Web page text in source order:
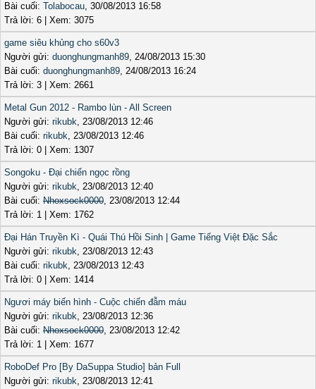
Bài cuối: Tolabocau, 30/08/2013 16:58
Trả lời: 6 | Xem: 3075
game siêu khủng cho s60v3
Người gửi: duonghungmanh89, 24/08/2013 15:30
Bài cuối: duonghungmanh89, 24/08/2013 16:24
Trả lời: 3 | Xem: 2661
Metal Gun 2012 - Rambo lùn - All Screen
Người gửi: rikubk, 23/08/2013 12:46
Bài cuối: rikubk, 23/08/2013 12:46
Trả lời: 0 | Xem: 1307
Songoku - Đại chiến ngọc rồng
Người gửi: rikubk, 23/08/2013 12:40
Bài cuối: Nhoxsock0000, 23/08/2013 12:44
Trả lời: 1 | Xem: 1762
Đại Hán Truyền Kì - Quái Thú Hồi Sinh | Game Tiếng Việt Đặc Sắc
Người gửi: rikubk, 23/08/2013 12:43
Bài cuối: rikubk, 23/08/2013 12:43
Trả lời: 0 | Xem: 1414
Ngươi máy biến hình - Cuộc chiến đẫm máu
Người gửi: rikubk, 23/08/2013 12:36
Bài cuối: Nhoxsock0000, 23/08/2013 12:42
Trả lời: 1 | Xem: 1677
RoboDef Pro [By DaSuppa Studio] bản Full
Người gửi: rikubk, 23/08/2013 12:41